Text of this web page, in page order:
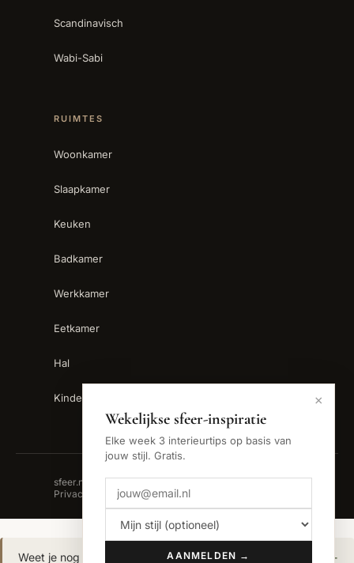
Scandinavisch
Wabi-Sabi
RUIMTES
Woonkamer
Slaapkamer
Keuken
Badkamer
Werkkamer
Eetkamer
Hal
Kinderkamer
sfeer.nu is een handelsnaam van Backslash B.V. ·
Privacy
×
Wekelijkse sfeer-inspiratie
Elke week 3 interieurtips op basis van
jouw stijl. Gratis.
AANMELDEN →
Weet je nog niet welke interieurstijl bij jou past? Doe de sfeer-